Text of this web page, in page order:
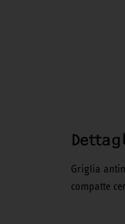
Griglia
compatte